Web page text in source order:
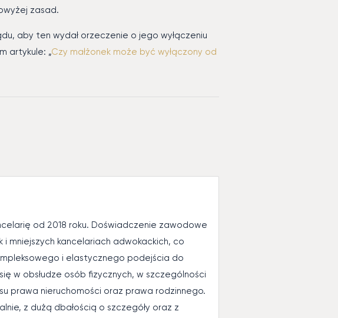
zasad.
aby ten wydał orzeczenie o jego wyłączeniu
artykule: „Czy małżonek może być wyłączony od
od 2018 roku. Doświadczenie zawodowe
i mniejszych kancelariach adwokackich, co
i elastycznego podejścia do
w obsłudze osób fizycznych, w szczególności
prawa nieruchomości oraz prawa rodzinnego.
z dużą dbałością o szczegóły oraz z